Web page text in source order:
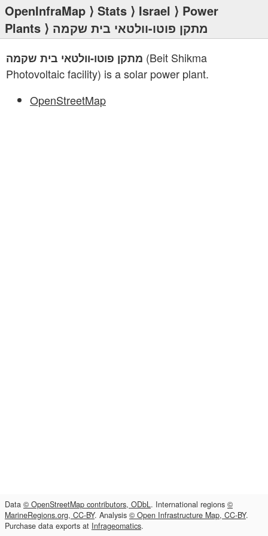
OpenInfraMap ⟩ Stats ⟩ Israel ⟩ Power
Plants
⟩ מתקן פוטו-וולטאי בית שקמה
מתקן פוטו-וולטאי בית שקמה (Beit Shikma
Photovoltaic facility) is a solar power plant.
OpenStreetMap
Data © OpenStreetMap contributors, ODbL. International regions ©
MarineRegions.org, CC-BY. Analysis © Open Infrastructure Map, CC-BY.
Purchase data exports at Infrageomatics.